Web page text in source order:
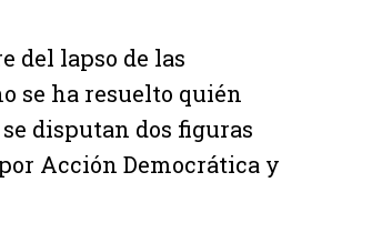
del lapso de las
se ha resuelto quién
disputan dos figuras
Acción Democrática y